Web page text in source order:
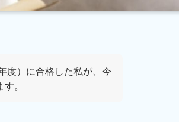
度）に合格した私が、今
。